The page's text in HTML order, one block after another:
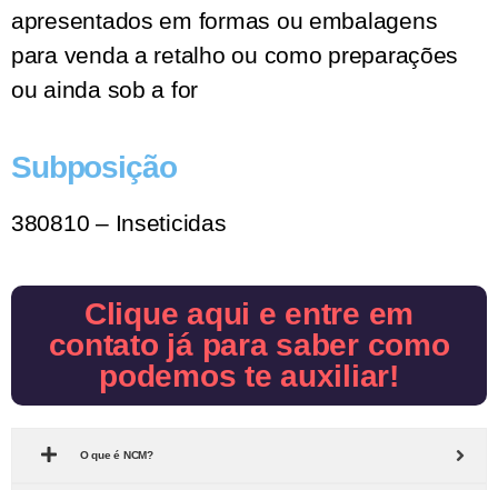
apresentados em formas ou embalagens
para venda a retalho ou como preparações
ou ainda sob a for
Subposição
380810 – Inseticidas
Clique aqui e entre em
contato já para saber como
podemos te auxiliar!
O que é NCM?